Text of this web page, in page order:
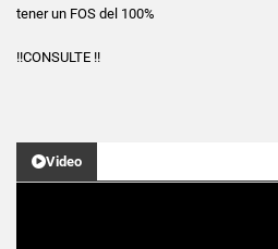
tener un FOS del 100%
!!CONSULTE !!
Video